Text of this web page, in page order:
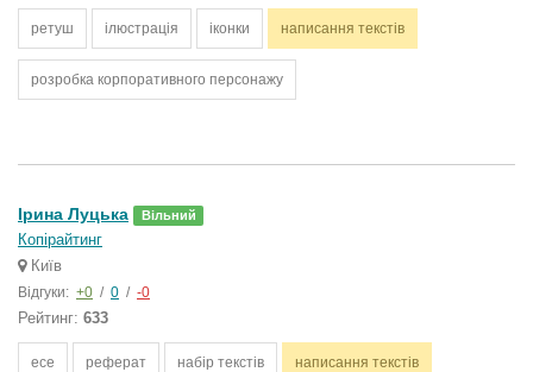
ретуш ілюстрація іконки написання текстів
розробка корпоративного персонажу
Ірина Луцька Вільний
Копірайтинг
Київ
Відгуки: +0 / 0 / -0
Рейтинг: 633
есе реферат набір текстів написання текстів